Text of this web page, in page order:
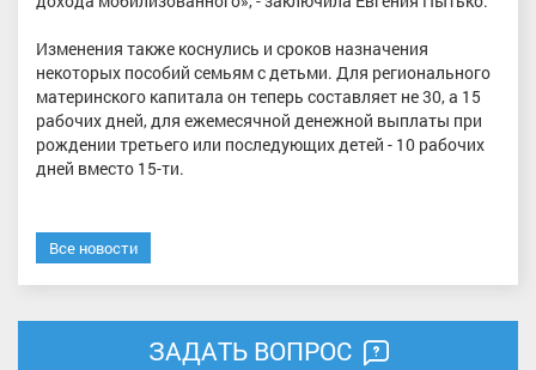
Изменения также коснулись и сроков назначения
некоторых пособий семьям с детьми. Для регионального
материнского капитала он теперь составляет не 30, а 15
рабочих дней, для ежемесячной денежной выплаты при
рождении третьего или последующих детей - 10 рабочих
дней вместо 15-ти.
Все новости
ЗАДАТЬ ВОПРОС